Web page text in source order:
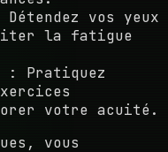
vos yeux
la fatigue
: Pratiquez
votre acuité.
vous